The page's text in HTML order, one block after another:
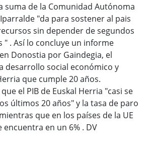
suma de la Comunidad Autónoma
"da para sostener al pais
sin depender de segundos
" . Así lo concluye un informe
Donostia por Gaindegia, el
desarrollo social económico y
que cumple 20 años.
el PIB de Euskal Herria "casi se
últimos 20 años" y la tasa de paro
que en los países de la UE
encuentra en un 6% . DV